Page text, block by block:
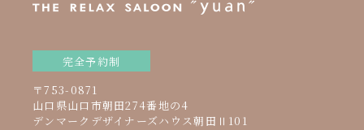
完全予約制
〒753-0871
山口県山口市朝田274番地の4
デンマークデザイナーズハウス朝田Ⅱ101